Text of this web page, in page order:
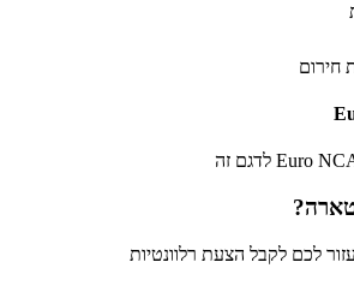
?
לכם לקבל הצעת רלוונטיות